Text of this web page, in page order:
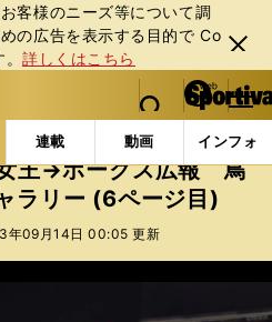
客様のニーズ等について調
の広告を表⽰する⽬的で Co
。詳しくはこちら
閉じ
る
web Sportiva (webスポルティーバ)
検索
マイペ
ー
ジ
メニュ
連載 動画 インフォ
日本インカレ400m女王→ホークス
王→ホークス広報 鳥
ラリー (6ページ目)
年09月14日 00:05 更新